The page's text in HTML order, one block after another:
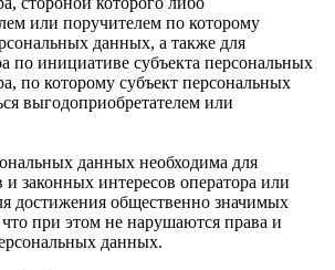
или поручителем по которому
данных, а также для
по инициативе субъекта персональных
по которому субъект персональных
выгодоприобретателем или
данных необходима для
и законных интересов оператора или
достижения общественно значимых
при этом не нарушаются права и
данных.